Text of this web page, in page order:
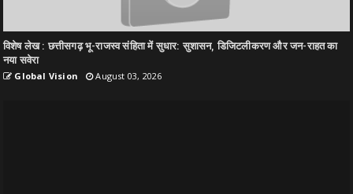
विशेष लेख : छत्तीसगढ़ भू-राजस्व संहिता में सुधार: सुशासन, डिजिटलीकरण और जन-राहत का
नया सवेरा
Global Vision August 03, 2026